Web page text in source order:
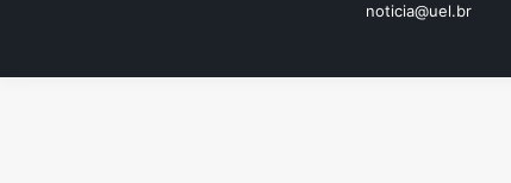
noticia@uel.br